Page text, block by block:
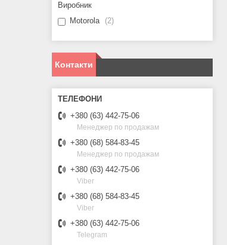
Виробник
Motorola
2
Контакти
+380 (63) 442-75-06
Менеджер по продажам
+380 (68) 584-83-45
Менеджер по продажам
+380 (63) 442-75-06
Viber
+380 (68) 584-83-45
Viber
+380 (63) 442-75-06
Telegram